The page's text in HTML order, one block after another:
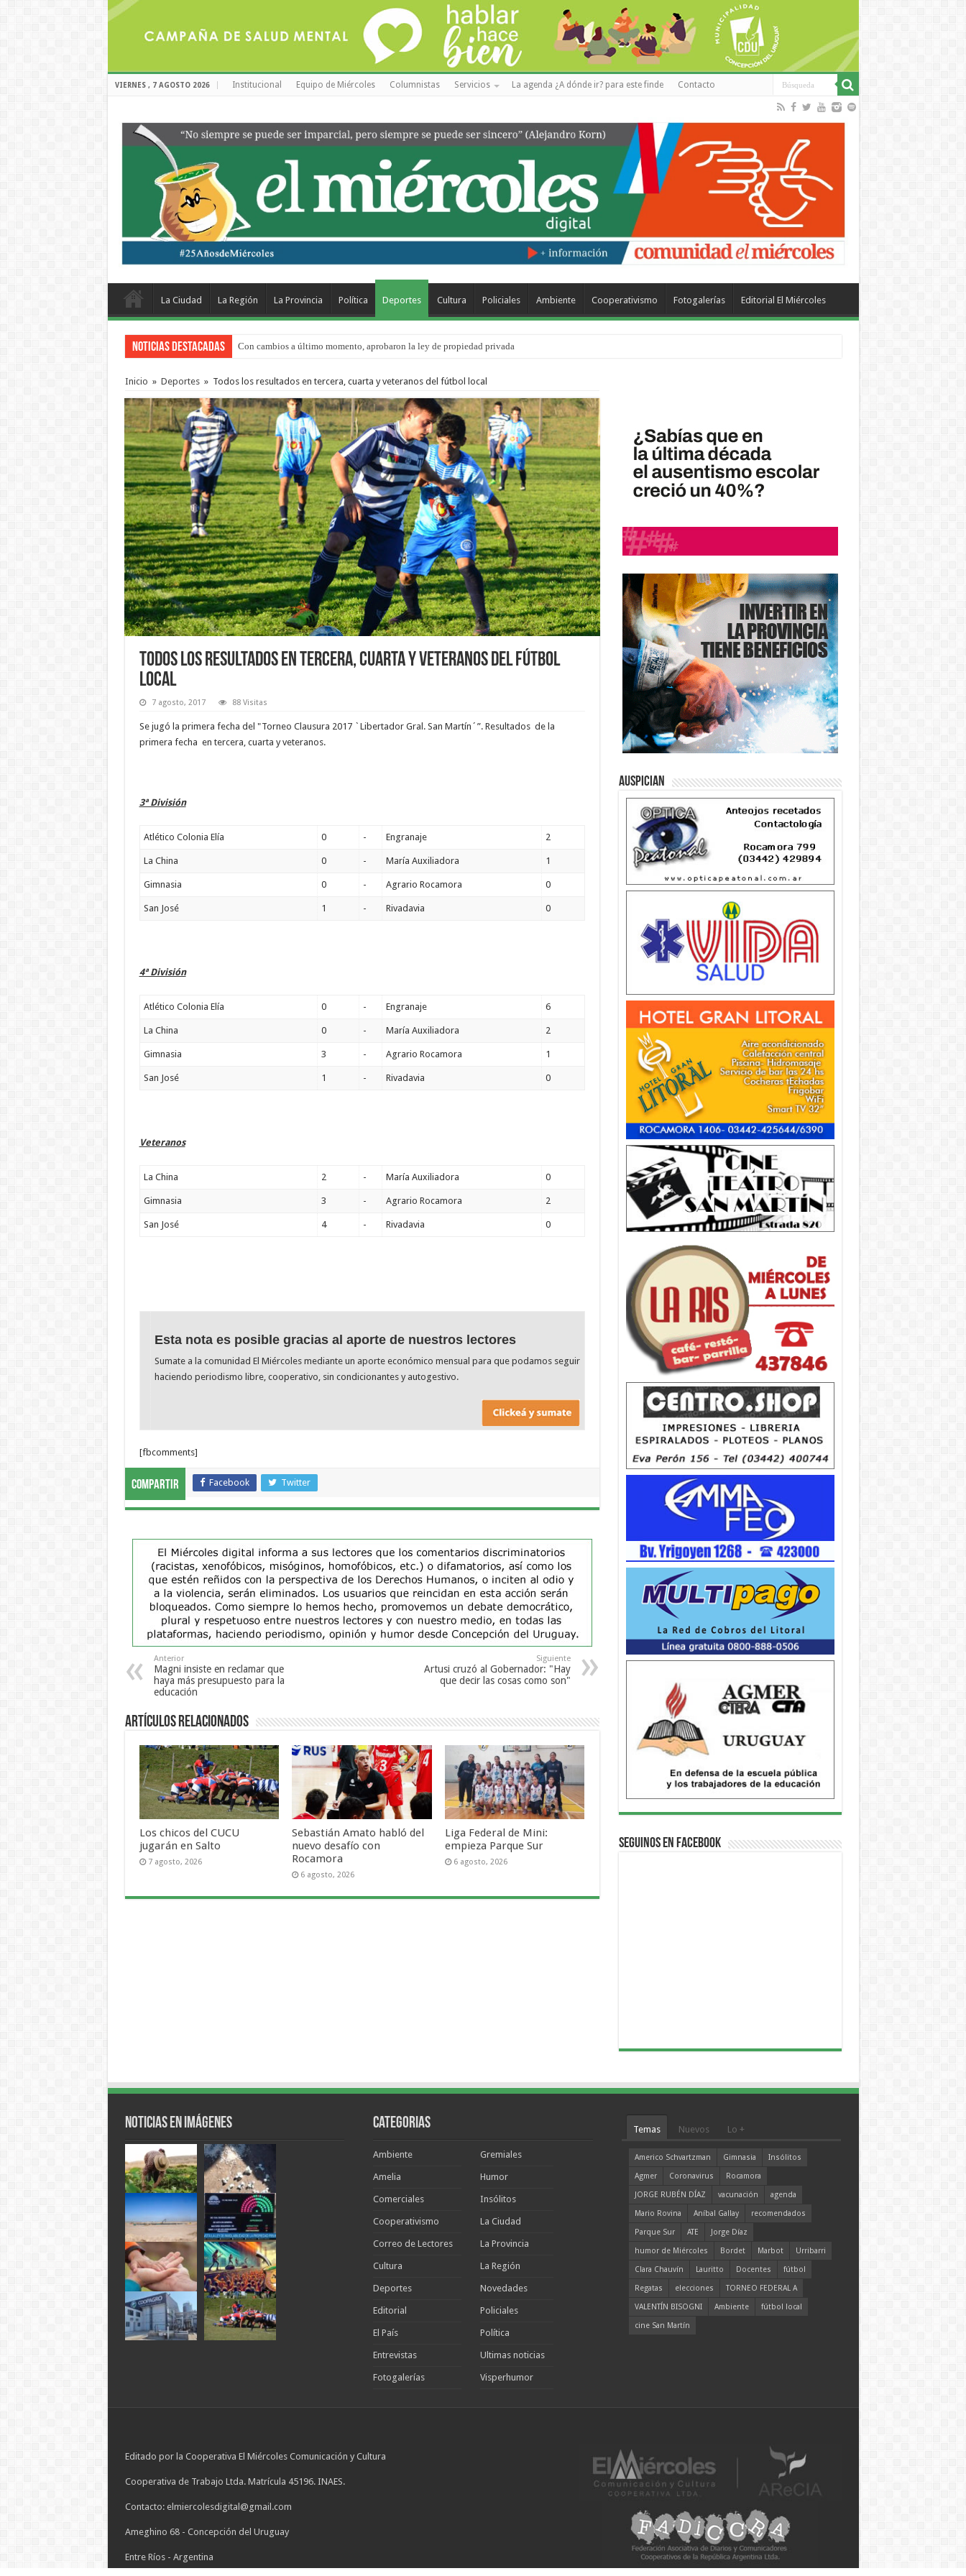
VIERNES , 7 AGOSTO 2026 Institucional Equipo de Miércoles Columnistas Servicios La agenda ¿A dónde ir? para este finde Contacto
La Ciudad La Región La Provincia Política Deportes Cultura Policiales Ambiente Cooperativismo Fotogalerías Editorial El Miércoles
Noticias Destacadas Con cambios a último momento, aprobaron la ley de propiedad privada
Inicio » Deportes » Todos los resultados en tercera, cuarta y veteranos del fútbol local
Todos los resultados en tercera, cuarta y veteranos del fútbol
local
7 agosto, 2017 88 Visitas
Se jugó la primera fecha del "Torneo Clausura 2017 `Libertador Gral. San Martín´”. Resultados de la
primera fecha en tercera, cuarta y veteranos.
3ª División
Atlético Colonia Elía 0 - Engranaje 2
La China 0 - María Auxiliadora 1
Gimnasia 0 - Agrario Rocamora 0
San José 1 - Rivadavia 0
4ª División
Atlético Colonia Elía 0 - Engranaje 6
La China 0 - María Auxiliadora 2
Gimnasia 3 - Agrario Rocamora 1
San José 1 - Rivadavia 0
Veteranos
La China 2 - María Auxiliadora 0
Gimnasia 3 - Agrario Rocamora 2
San José 4 - Rivadavia 0
Esta nota es posible gracias al aporte de nuestros lectores
Sumate a la comunidad El Miércoles mediante un aporte económico mensual para que podamos seguir
haciendo periodismo libre, cooperativo, sin condicionantes y autogestivo.
[fbcomments]
Compartir Facebook Twitter
Anterior
Magni insiste en reclamar que
haya más presupuesto para la
educación
Siguiente
Artusi cruzó al Gobernador: "Hay
que decir las cosas como son"
Artículos Relacionados
Los chicos del CUCU
jugarán en Salto
7 agosto, 2026
Sebastián Amato habló del
nuevo desafío con
Rocamora
6 agosto, 2026
Liga Federal de Mini:
empieza Parque Sur
6 agosto, 2026
Auspician
Seguinos en Facebook
Noticias en Imágenes Categorias
Ambiente
Amelia
Comerciales
Cooperativismo
Correo de Lectores
Cultura
Deportes
Editorial
El País
Entrevistas
Fotogalerías
Gremiales
Humor
Insólitos
La Ciudad
La Provincia
La Región
Novedades
Policiales
Política
Ultimas noticias
Visperhumor
Temas Nuevos Lo +
Americo Schvartzman Gimnasia
Insólitos
Agmer
Coronavirus
Rocamora
JORGE RUBÉN DÍAZ
vacunación
agenda
Mario Rovina
Aníbal Gallay
recomendados
Parque Sur
ATE
Jorge Díaz
humor de Miércoles
Bordet Marbot
Urribarri
Clara Chauvín
Lauritto Docentes
fútbol
Regatas
elecciones
TORNEO FEDERAL A
VALENTÍN BISOGNI
Ambiente
fútbol local
cine San Martín
Editado por la Cooperativa El Miércoles Comunicación y Cultura
Cooperativa de Trabajo Ltda. Matrícula 45196. INAES.
Contacto: elmiercolesdigital@gmail.com
Ameghino 68 - Concepción del Uruguay
Entre Ríos - Argentina